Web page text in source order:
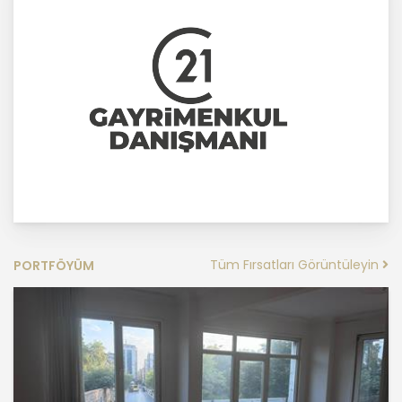
1. Hukuka ve Dürüstlük Kuralına Uygun
Kişisel Veri İşleme Faaliyetlerinde
MASTERTURK FRANCHİSİNG
dürüstlük kurallarına uygun hareket
orantılılık gereklilikleri dikkate
alınacakve kişisel verileri işleme
amacı dışında kullanmayacaktır.
2. Kişisel Verilerin Doğru ve
Gerektiğinde Güncel Olmasını
Sağlama
PORTFÖYÜM Tüm Fırsatları Görüntüleyin